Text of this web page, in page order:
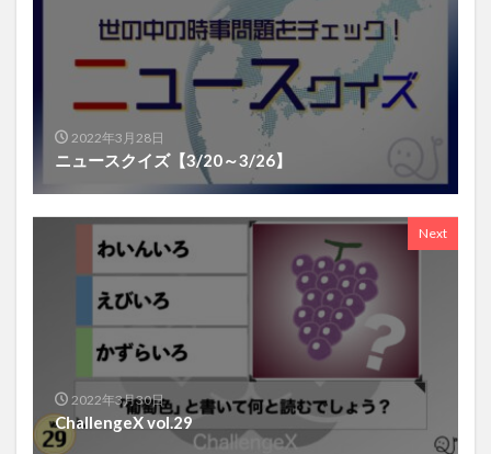
2022年3月28日
ニュースクイズ【3/20～3/26】
Next
2022年3月30日
ChallengeX vol.29